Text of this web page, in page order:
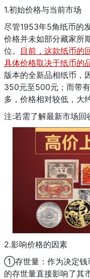
1.初始价格与当前市场
尽管1953年5角纸币的
价格并未如部分藏家所
位。 目前，这款纸币的
具体价格取决于纸币的
版本的全新品相纸币，
350元至500元；而带
多，价格相对较低，大
注:若需了解最新市场
2.影响价格的因素
①存世量：作为决定钱
的存世量直接影响了其